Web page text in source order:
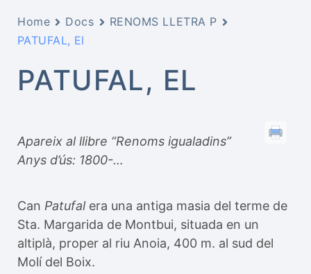
Home Docs
RENOMS LLETRA P
PATUFAL, El
PATUFAL, EL
Apareix al llibre “Renoms igualadins”
Anys d’ús: 1800-…
Can Patufal era una antiga masia del terme de
Sta. Margarida de Montbui, situada en un
altiplà, proper al riu Anoia, 400 m. al sud del
Molí del Boix.